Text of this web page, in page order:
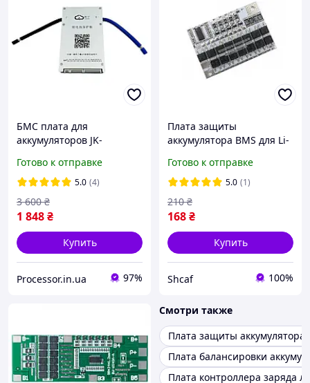
БМС плата для
аккумуляторов JK-
76В Li-Ion/LiFePo4/LTO
активная балансировка
0,6 А
Готово к отправке
5.0 (4)
1 848₴
3 600 ₴
Купить
Processor.in.ua 97%
Плата защиты
аккумулятора BMS для Li-
16,8V 100A
Готово к отправке
5.0 (1)
168₴
210 ₴
Купить
Shcaf 100%
Смотри также
Плата защиты аккумулятора
Плата балансировки
Плата контроллера заряда